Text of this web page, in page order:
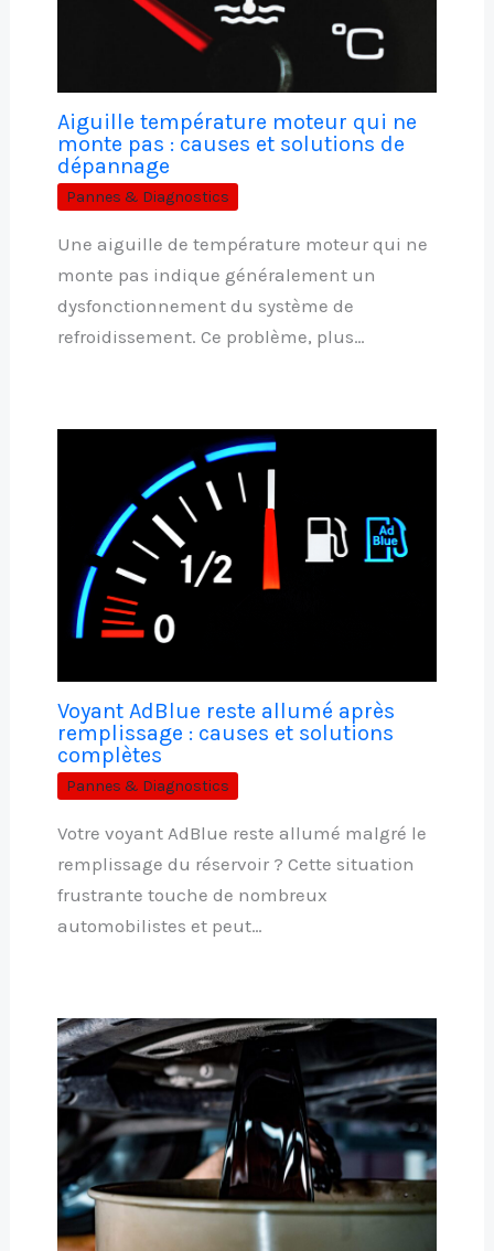
Aiguille température moteur qui ne
monte pas : causes et solutions de
dépannage
Pannes & Diagnostics
Une aiguille de température moteur qui ne
monte pas indique généralement un
dysfonctionnement du système de
refroidissement. Ce problème, plus…
Voyant AdBlue reste allumé après
remplissage : causes et solutions
complètes
Pannes & Diagnostics
Votre voyant AdBlue reste allumé malgré le
remplissage du réservoir ? Cette situation
frustrante touche de nombreux
automobilistes et peut…